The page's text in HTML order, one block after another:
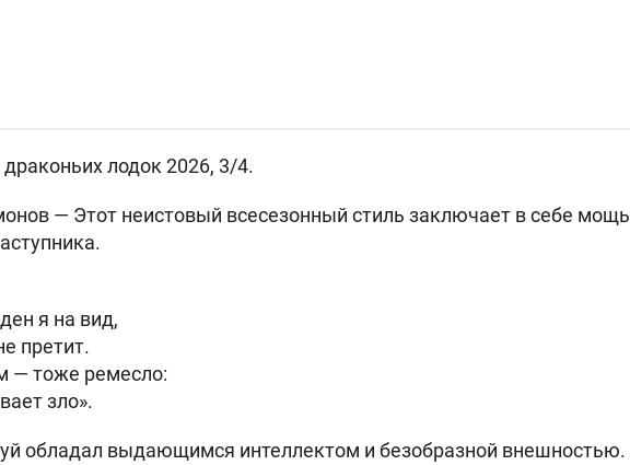
лодок 2026, 3/4.
— Этот неистовый всесезонный стиль заключает в себе мощь
я на вид,
претит.
— тоже ремесло:
зло».
обладал выдающимся интеллектом и безобразной внешностью.